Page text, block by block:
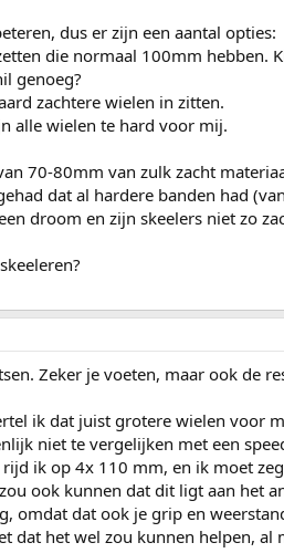
dus er zijn een aantal opties:
die normaal 100mm hebben.
genoeg?
zachtere wielen in zitten.
alle wielen te hard voor mij.
70-80mm van zulk zacht
dat al hardere banden had
droom en zijn skeelers niet zo
Zeker je voeten, maar ook de
ik dat juist grotere wielen voor
niet te vergelijken met een
ik op 4x 110 mm, en ik moet
ook kunnen dat dit ligt aan het
omdat dat ook je grip en
dat het wel zou kunnen helpen, al